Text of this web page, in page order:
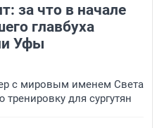
за что в начале
главбуха
Уфы
с мировым именем Света
для сургутян